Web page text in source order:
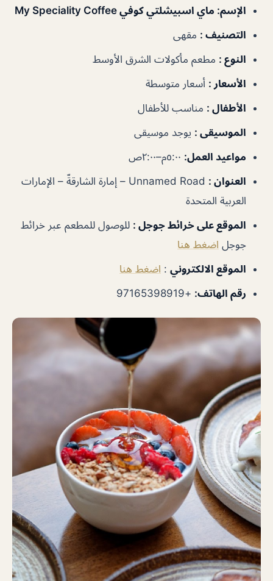
الإسم: ماي اسبيشلتي كوفي
التصنيف : مقهى
النوع : مطعم مأكولات الشرق الأوسط
الأسعار : أسعار متوسطة
الأطفال : مناسب للأطفال
الموسيقى : يوجد موسيقى
مواعيد العمل: ٥:٠٠م–٢:٠٠ص
العنوان :
Unnamed Road – إمارة الشارقةّ – الإمارات
العربية المتحدة
الموقع على خرائط جوجل : للوصول للمطعم عبر خرائط
جوجل اضغط هنا
الموقع الالكتروني : اضغط هنا
رقم الهاتف:
+97165398919